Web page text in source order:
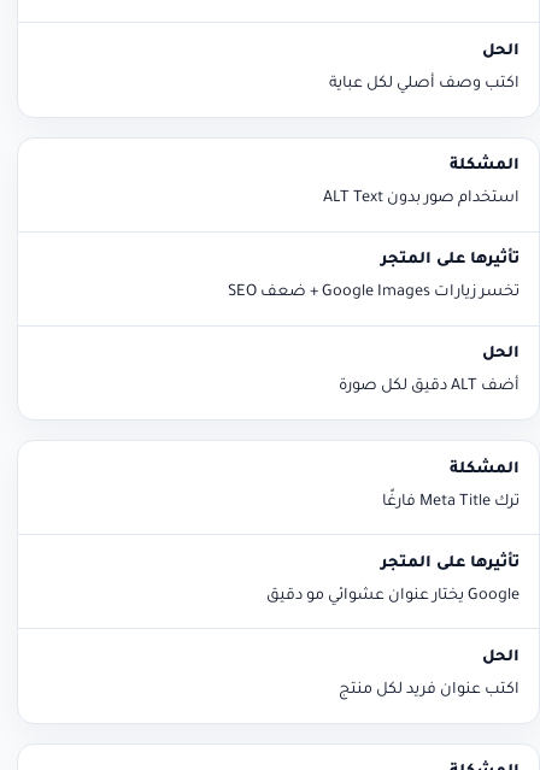
اكتب وصف أصلي لكل عباية
استخدام صور بدون ALT Text
تخسر زيارات Google Images + ضعف SEO
أضف ALT دقيق لكل صورة
ترك Meta Title فارغًا
Google يختار عنوان عشوائي مو دقيق
اكتب عنوان فريد لكل منتج